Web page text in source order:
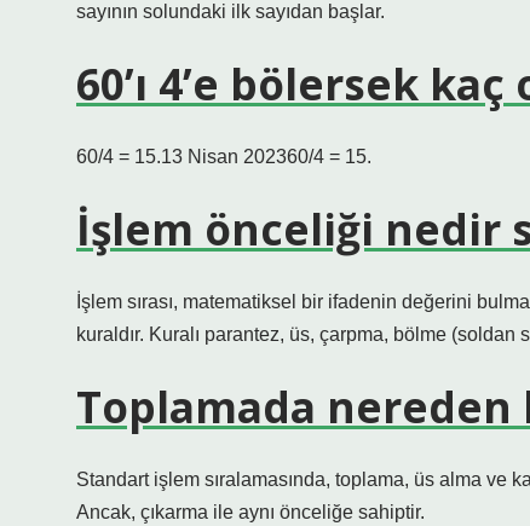
sayının solundaki ilk sayıdan başlar.
60’ı 4’e bölersek kaç
60/4 = 15.13 Nisan 202360/4 = 15.
İşlem önceliği nedir
İşlem sırası, matematiksel bir ifadenin değerini
kuraldır. Kuralı parantez, üs, çarpma, bölme
Toplamada nereden
Standart işlem sıralamasında, toplama, üs alma ve
Ancak, çıkarma ile aynı önceliğe sahiptir.